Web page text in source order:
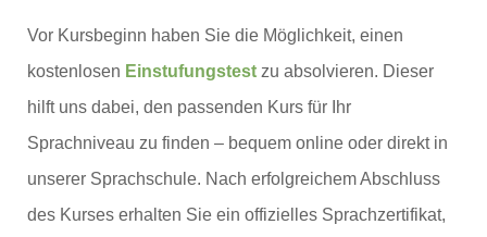
Vor Kursbeginn haben Sie die Möglichkeit, einen
kostenlosen Einstufungstest zu absolvieren. Dieser
hilft uns dabei, den passenden Kurs für Ihr
Sprachniveau zu finden – bequem online oder direkt in
unserer Sprachschule. Nach erfolgreichem Abschluss
des Kurses erhalten Sie ein offizielles Sprachzertifikat,